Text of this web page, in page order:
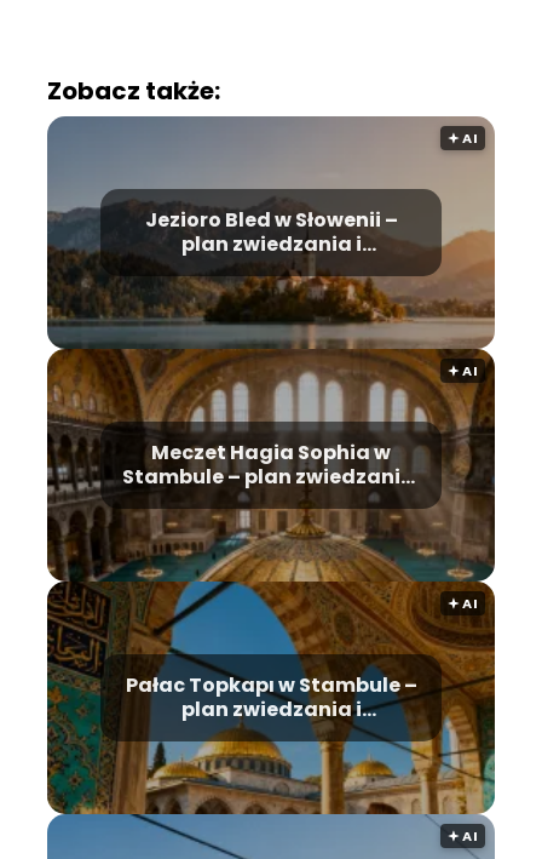
Zobacz także:
🟅 AI
Jezioro Bled w Słowenii –
plan zwiedzania i
najważniejsze atrakcje
🟅 AI
Meczet Hagia Sophia w
Stambule – plan zwiedzania,
historia, bilety
🟅 AI
Pałac Topkapı w Stambule –
plan zwiedzania i
najważniejsze atrakcje
🟅 AI